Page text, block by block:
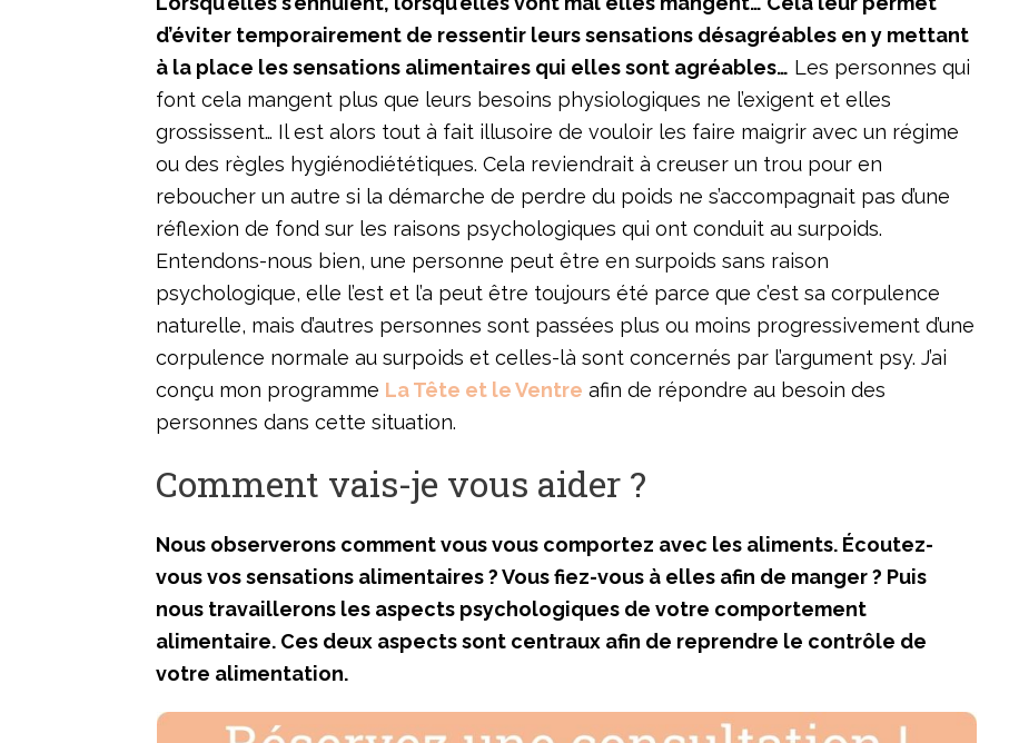
d’éviter temporairement de ressentir leurs sensations désagréables en y mettant
à la place les sensations alimentaires qui elles sont agréables… Les personnes qui
font cela mangent plus que leurs besoins physiologiques ne l’exigent et elles
grossissent… Il est alors tout à fait illusoire de vouloir les faire maigrir avec un régime
ou des règles hygiénodiététiques. Cela reviendrait à creuser un trou pour en
reboucher un autre si la démarche de perdre du poids ne s’accompagnait pas d’une
réflexion de fond sur les raisons psychologiques qui ont conduit au surpoids.
Entendons-nous bien, une personne peut être en surpoids sans raison
psychologique, elle l’est et l’a peut être toujours été parce que c’est sa corpulence
naturelle, mais d’autres personnes sont passées plus ou moins progressivement d’une
corpulence normale au surpoids et celles-là sont concernés par l’argument psy. J’ai
conçu mon programme La Tête et le Ventre afin de répondre au besoin des
personnes dans cette situation.
Comment vais-je vous aider ?
Nous observerons comment vous vous comportez avec les aliments. Écoutez-
vous vos sensations alimentaires ? Vous fiez-vous à elles afin de manger ? Puis
nous travaillerons les aspects psychologiques de votre comportement
alimentaire. Ces deux aspects sont centraux afin de reprendre le contrôle de
votre alimentation.